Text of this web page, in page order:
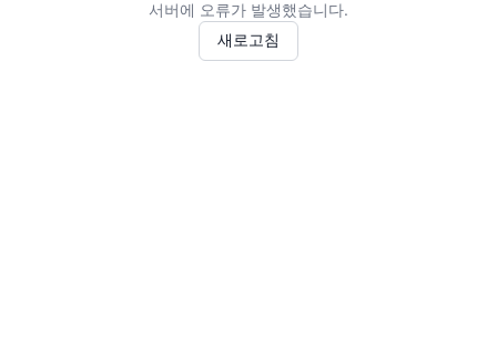
서버에 오류가 발생했습니다.
새로고침